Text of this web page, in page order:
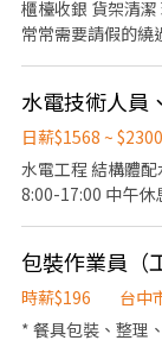
中市太平區光興路719號 太平育仁
屯永春南店：台中
段3號 南屯大英店
133號 南屯文心 - 智取
市南區復興路二段
南區大慶街二段10號 台中高工店：台中
取店：台中市大里
德芳 - 智取店：台
中市烏日區溪南路
烏日中山店：台中市烏日區
亭街276、278號
西區五廊街6-1號
誠街65號 東區 台中東英店：台中市東區東英二街79號 台中建德店：台中市東區建德街269、271號 台中進化店：台中市東區進
化路215號 台中十甲店：台中市東區十甲路423
中市太平區光興路719號 太平育仁
屯永春南店：台中
段3號 南屯大英店
133號 南屯文心 - 智取
市南區復興路二段
南區大慶街二段10號 台中高工店：台中
取店：台中市大里
▬▬▬▬求職請洽
☑截圖加LI
櫃檯收銀 貨架清
常常需要請假的繞
水電技術人員
日薪$1568 ~ $2300
水電工程 結構體
8:00-17:00 中午休
包裝作業員（
時薪$196
台中
* 餐具包裝、整理